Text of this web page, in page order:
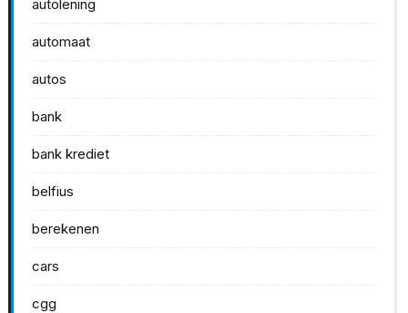
autolening
automaat
autos
bank
bank krediet
belfius
berekenen
cars
cgg